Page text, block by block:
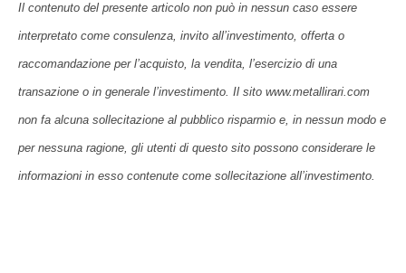
Il contenuto del presente articolo non può in nessun caso essere
interpretato come consulenza, invito all’investimento, offerta o
raccomandazione per l’acquisto, la vendita, l’esercizio di una
transazione o in generale l’investimento. Il sito www.metallirari.com
non fa alcuna sollecitazione al pubblico risparmio e, in nessun modo e
per nessuna ragione, gli utenti di questo sito possono considerare le
informazioni in esso contenute come sollecitazione all’investimento.